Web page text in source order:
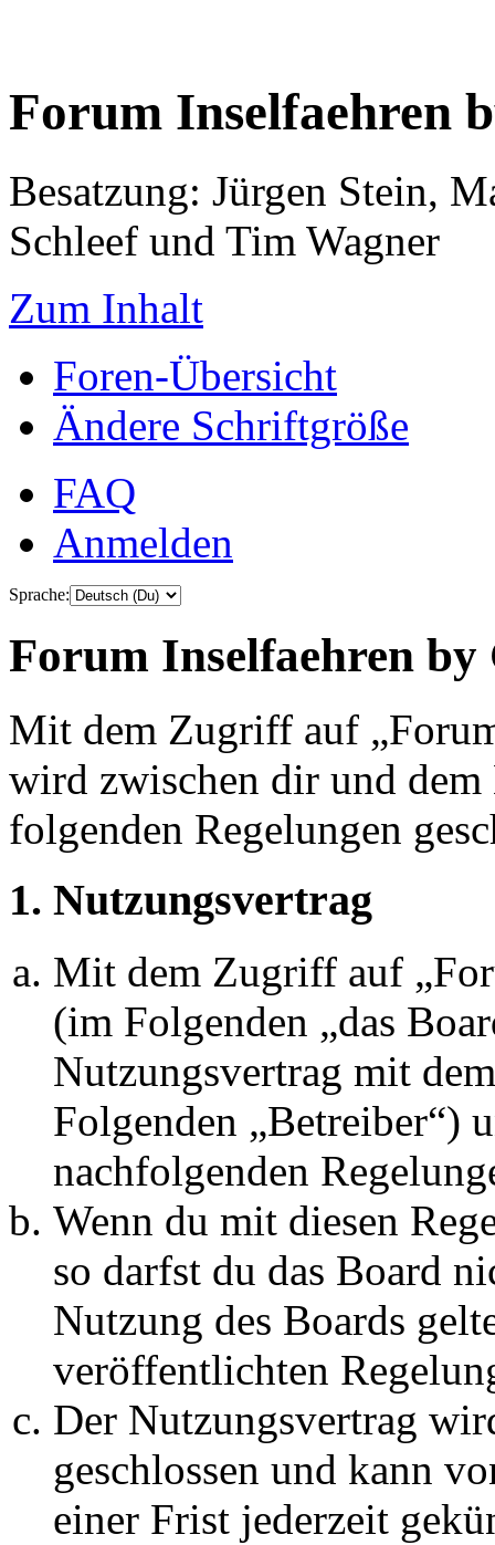
Forum Inselfaehren
Besatzung: Jürgen Stein,
Schleef und Tim Wagner
Zum Inhalt
Foren-Übersicht
Ändere Schriftgröße
FAQ
Anmelden
Sprache:
Forum Inselfaehren
Mit dem Zugriff auf
wird zwischen dir und
folgenden Regelungen
1. Nutzungsvertrag
Mit dem Zugriff auf
(im Folgenden „das
Nutzungsvertrag mit
Folgenden „Betreiber“)
nachfolgenden
Wenn du mit diesen
so darfst du das Board
Nutzung des Boards
veröffentlichten
Der Nutzungsvertrag
geschlossen und kann
einer Frist jederzeit